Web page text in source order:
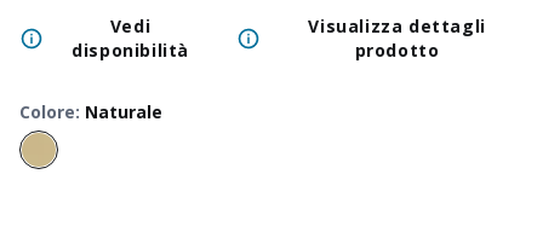
Vedi
disponibilità
Visualizza dettagli
prodotto
Colore: Naturale